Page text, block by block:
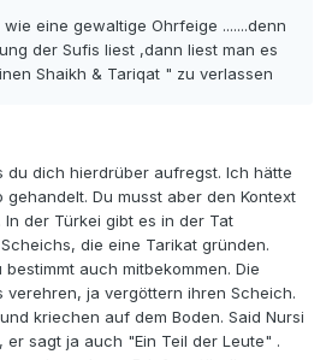
eine gewaltige Ohrfeige .......denn
der Sufis liest ,dann liest man es
Shaikh & Tariqat " zu verlassen
du dich hierdrüber aufregst. Ich hätte
Du musst aber den Kontext
der Türkei gibt es in der Tat
die eine Tarikat gründen.
auch mitbekommen. Die
verehren, ja vergöttern ihren Scheich.
kriechen auf dem Boden. Said Nursi
sagt ja auch "Ein Teil der Leute" .